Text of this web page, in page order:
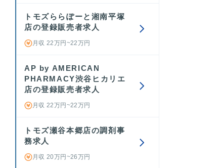
トモズららぽーと湘南平塚
店の登録販売者求人
月収 22万円~22万円
AP by AMERICAN
PHARMACY渋谷ヒカリエ
店の登録販売者求人
月収 22万円~22万円
トモズ瀬谷本郷店の調剤事
務求人
月収 20万円~26万円